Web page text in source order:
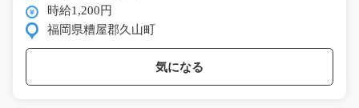
時給1,200円
福岡県糟屋郡久山町
気になる